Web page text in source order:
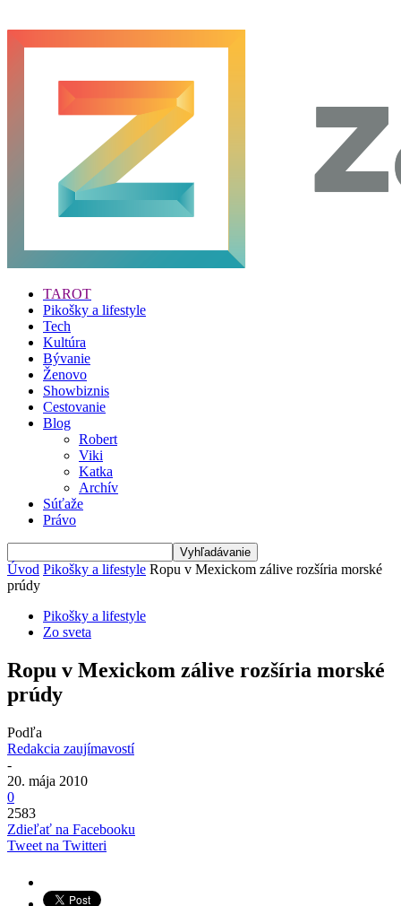
TAROT
Pikošky a lifestyle
Tech
Kultúra
Bývanie
Ženovo
Showbiznis
Cestovanie
Blog
Robert
Viki
Katka
Archív
Súťaže
Právo
Úvod Pikošky a lifestyle Ropu v Mexickom zálive rozšíria morské
prúdy
Pikošky a lifestyle
Zo sveta
Ropu v Mexickom zálive rozšíria morské
prúdy
Podľa
Redakcia zaujímavostí
-
20. mája 2010
0
2583
Zdieľať na Facebooku
Tweet na Twitteri